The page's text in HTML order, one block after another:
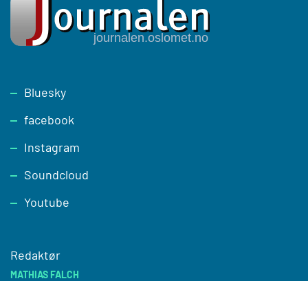
Footer
Bluesky
facebook
Instagram
Soundcloud
Youtube
Redaktør
MATHIAS FALCH